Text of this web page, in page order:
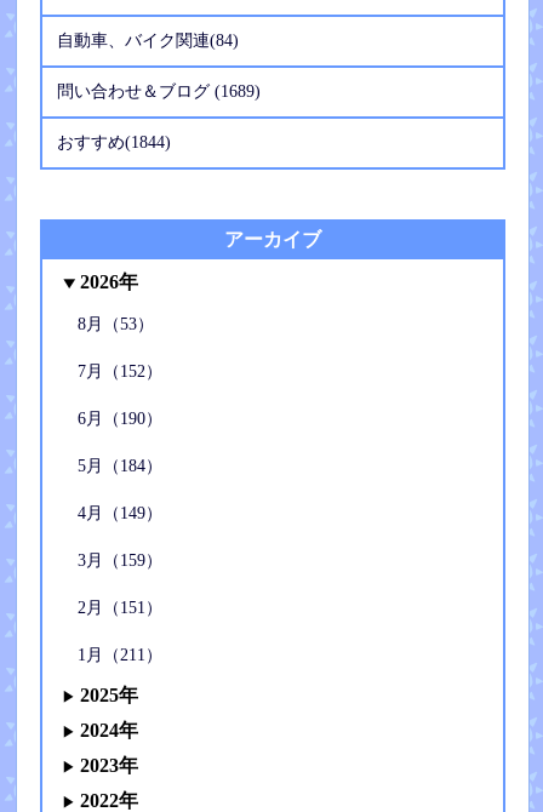
自動車、バイク関連(84)
問い合わせ＆ブログ (1689)
おすすめ(1844)
アーカイブ
2026年
8月（53）
7月（152）
6月（190）
5月（184）
4月（149）
3月（159）
2月（151）
1月（211）
2025年
2024年
2023年
2022年